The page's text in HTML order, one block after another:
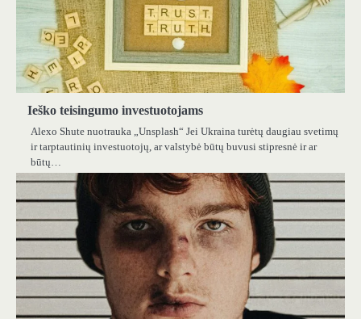
Ieško teisingumo investuotojams
Alexo Shute nuotrauka „Unsplash“ Jei Ukraina turėtų daugiau svetimų
ir tarptautinių investuotojų, ar valstybė būtų buvusi stipresnė ir ar
būtų…